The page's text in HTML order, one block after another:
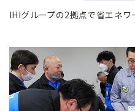
IHIグループの2拠点で省エネ